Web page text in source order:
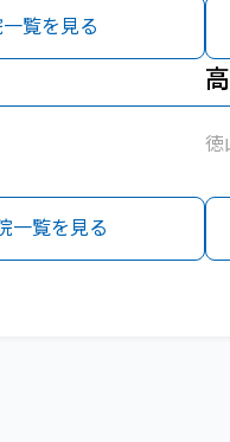
覧を見る
一覧を見る
徳